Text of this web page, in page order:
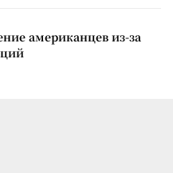
американцев из-за